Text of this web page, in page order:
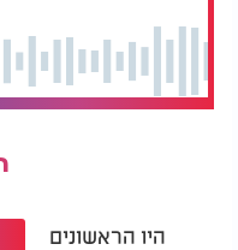
חובשי איחוד והצלה,
שפעלו בזירה בצומת
באופנועי החירום של
שאירע בתחנת
מפכ"ל המשטרה הגיע
היו הראשונים